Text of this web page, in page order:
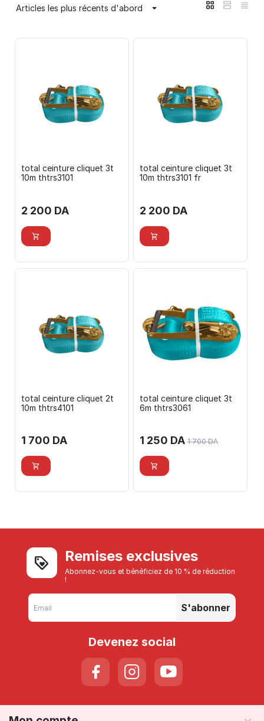
Articles les plus récents d'abord
total ceinture cliquet 3t
10m thtrs3101
2 200 DA
total ceinture cliquet 3t
10m thtrs3101 fr
2 200 DA
total ceinture cliquet 2t
10m thtrs4101
1 700 DA
total ceinture cliquet 3t
6m thtrs3061
1 250 DA 1 700 DA
Remises exclusives
Abonnez-vous et bénéficiez de 10 % de réduction
!
S'abonner
Devenez social